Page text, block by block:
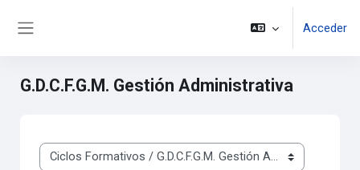
Acceder
G.D.C.F.G.M. Gestión Administrativa
Categorías